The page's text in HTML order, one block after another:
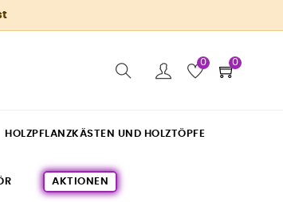
0 0
HOLZPFLANZKÄSTEN UND HOLZTÖPFE
AKTIONEN